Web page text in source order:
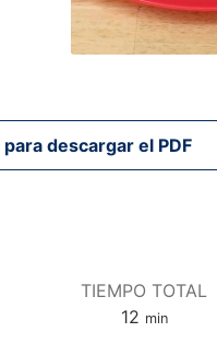
TIEMPO TOTAL
12minutos
min